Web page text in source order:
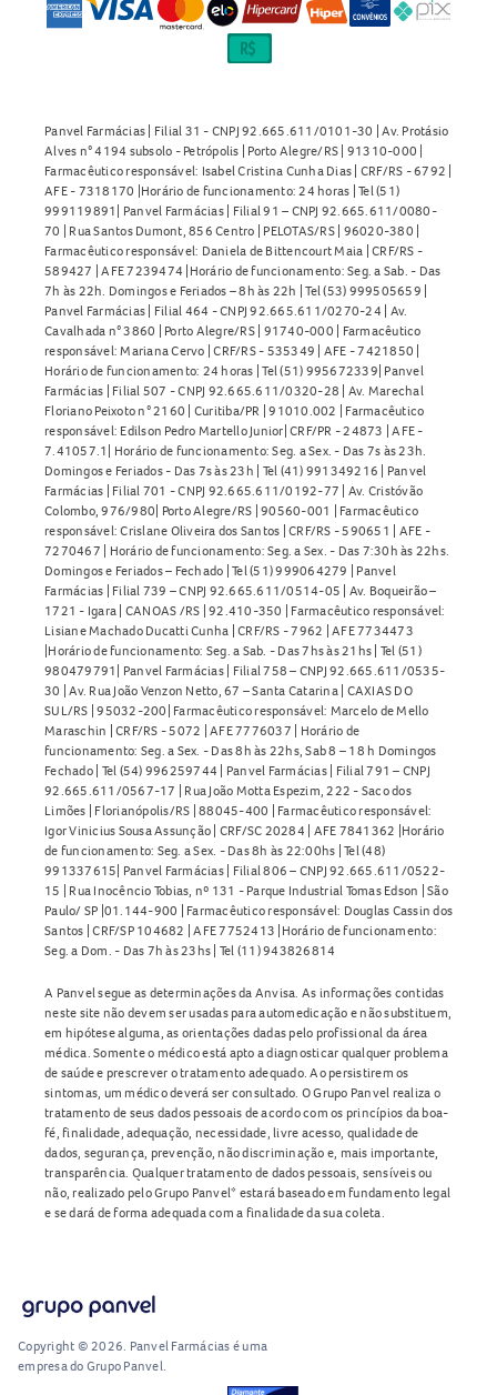
Panvel Farmácias | Filial 31 - CNPJ 92.665.611/0101-30 | Av. Protásio
Alves n° 4194 subsolo - Petrópolis | Porto Alegre/RS | 91310-000 |
Farmacêutico responsável: Isabel Cristina Cunha Dias | CRF/RS - 6792 |
AFE - 7318170 |Horário de funcionamento: 24 horas | Tel (51)
999119891| Panvel Farmácias | Filial 91 – CNPJ 92.665.611/0080-
70 | Rua Santos Dumont, 856 Centro | PELOTAS/RS | 96020-380 |
Farmacêutico responsável: Daniela de Bittencourt Maia | CRF/RS -
589427 | AFE 7239474 |Horário de funcionamento: Seg. a Sab. - Das
7h às 22h. Domingos e Feriados – 8h às 22h | Tel (53) 999505659 |
Panvel Farmácias | Filial 464 - CNPJ 92.665.611/0270-24 | Av.
Cavalhada n° 3860 | Porto Alegre/RS | 91740-000 | Farmacêutico
responsável: Mariana Cervo | CRF/RS - 535349 | AFE - 7421850 |
Horário de funcionamento: 24 horas | Tel (51) 995672339| Panvel
Farmácias | Filial 507 - CNPJ 92.665.611/0320-28 | Av. Marechal
Floriano Peixoto n° 2160 | Curitiba/PR | 91010.002 | Farmacêutico
responsável: Edilson Pedro Martello Junior| CRF/PR - 24873 | AFE -
7.41057.1| Horário de funcionamento: Seg. a Sex. - Das 7s às 23h.
Domingos e Feriados - Das 7s às 23h | Tel (41) 991349216 | Panvel
Farmácias | Filial 701 - CNPJ 92.665.611/0192-77 | Av. Cristóvão
Colombo, 976/980| Porto Alegre/RS | 90560-001 | Farmacêutico
responsável: Crislane Oliveira dos Santos | CRF/RS - 590651 | AFE -
7270467 | Horário de funcionamento: Seg. a Sex. - Das 7:30h às 22hs.
Domingos e Feriados – Fechado | Tel (51) 999064279 | Panvel
Farmácias | Filial 739 – CNPJ 92.665.611/0514-05 | Av. Boqueirão –
1721 - Igara | CANOAS /RS | 92.410-350 | Farmacêutico responsável:
Lisiane Machado Ducatti Cunha | CRF/RS - 7962 | AFE 7734473
|Horário de funcionamento: Seg. a Sab. - Das 7hs às 21hs | Tel (51)
980479791| Panvel Farmácias | Filial 758 – CNPJ 92.665.611/0535-
30 | Av. Rua João Venzon Netto, 67 – Santa Catarina | CAXIAS DO
SUL/RS | 95032-200| Farmacêutico responsável: Marcelo de Mello
Maraschin | CRF/RS - 5072 | AFE 7776037 | Horário de
funcionamento: Seg. a Sex. - Das 8h às 22hs, Sab 8 – 18 h Domingos
Fechado | Tel (54) 996259744 | Panvel Farmácias | Filial 791 – CNPJ
92.665.611/0567-17 | Rua João Motta Espezim, 222 - Saco dos
Limões | Florianópolis/RS | 88045-400 | Farmacêutico responsável:
Igor Vinicius Sousa Assunção | CRF/SC 20284 | AFE 7841362 |Horário
de funcionamento: Seg. a Sex. - Das 8h às 22:00hs | Tel (48)
991337615| Panvel Farmácias | Filial 806 – CNPJ 92.665.611/0522-
15 | Rua Inocêncio Tobias, nº 131 - Parque Industrial Tomas Edson | São
Paulo/ SP |01.144-900 | Farmacêutico responsável: Douglas Cassin dos
Santos | CRF/SP 104682 | AFE 7752413 |Horário de funcionamento:
Seg. a Dom. - Das 7h às 23hs | Tel (11) 943826814
A Panvel segue as determinações da Anvisa. As informações contidas
neste site não devem ser usadas para automedicação e não substituem,
em hipótese alguma, as orientações dadas pelo profissional da área
médica. Somente o médico está apto a diagnosticar qualquer problema
de saúde e prescrever o tratamento adequado. Ao persistirem os
sintomas, um médico deverá ser consultado. O Grupo Panvel realiza o
tratamento de seus dados pessoais de acordo com os princípios da boa-
fé, finalidade, adequação, necessidade, livre acesso, qualidade de
dados, segurança, prevenção, não discriminação e, mais importante,
transparência. Qualquer tratamento de dados pessoais, sensíveis ou
não, realizado pelo Grupo Panvel* estará baseado em fundamento legal
e se dará de forma adequada com a finalidade da sua coleta.
Copyright © 2026. Panvel Farmácias é uma
empresa do Grupo Panvel.